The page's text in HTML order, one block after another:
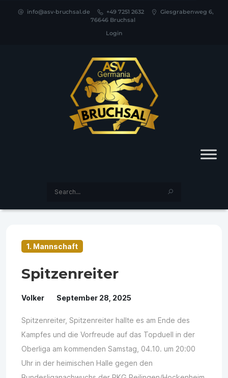
info@asv-bruchsal.de +49 7251 2632
Giesgrabenweg 6,
76646 Bruchsal
Login
1. Mannschaft
Spitzenreiter
Volker September 28, 2025
Spitzenreiter, Spitzenreiter hallte es am Ende des
Kampfes und die Vorfreude auf das Topduell in der
Oberliga am kommenden Samstag, 04.10. um 20:00
Uhr in der heimischen Halle gegen den